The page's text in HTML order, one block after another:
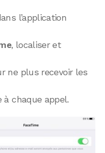
l’application
, localiser et
ne plus recevoir les
à chaque appel.